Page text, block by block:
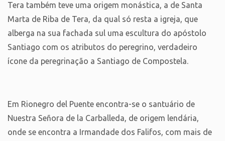
Tera também teve uma origem monástica, a de Santa
Marta de Riba de Tera, da qual só resta a igreja, que
alberga na sua fachada sul uma escultura do apóstolo
Santiago com os atributos do peregrino, verdadeiro
ícone da peregrinação a Santiago de Compostela.
Em Rionegro del Puente encontra-se o santuário de
Nuestra Señora de la Carballeda, de origem lendária,
onde se encontra a Irmandade dos Falifos, com mais de